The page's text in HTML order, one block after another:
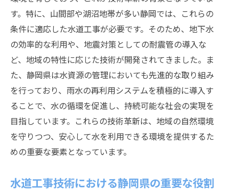
災害時における迅速な対応力
安定供給を支える技術とシステム
公共施設における水道工事の重要性
地域安全を守る技術の役割
水道工事技術が地域経済に与える影響
地形と気候に合わせた静岡県独自の水道工事技
術
山岳地帯での施工技術の工夫
降雨量に対応する排水技術
地域の自然環境と調和する技術
す。特に、山間部や湖沼地帯が多い静岡では、これらの
条件に適応した水道工事が必要です。そのため、地下水
の効率的な利用や、地震対策としての耐震管の導入な
ど、地域の特性に応じた技術が開発されてきました。ま
た、静岡県は水資源の管理においても先進的な取り組み
を行っており、雨水の再利用システムを積極的に導入す
ることで、水の循環を促進し、持続可能な社会の実現を
目指しています。これらの技術革新は、地域の自然環境
を守りつつ、安心して水を利用できる環境を提供するた
めの重要な要素となっています。
水道工事技術における静岡県の重要な役割